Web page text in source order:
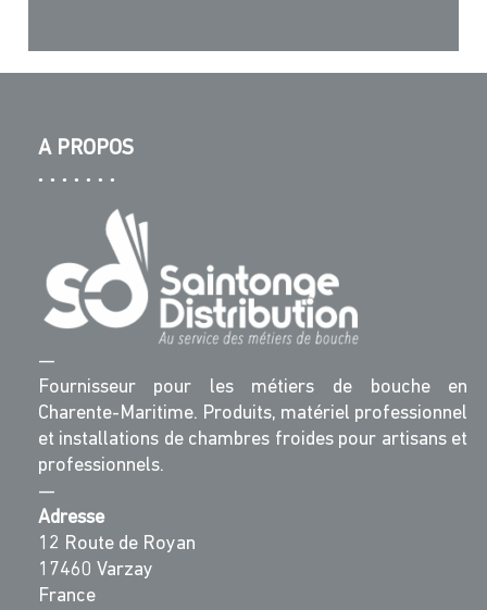
A PROPOS
—
Fournisseur pour les métiers de bouche en
Charente-Maritime. Produits, matériel professionnel
et installations de chambres froides pour artisans et
professionnels.
—
Adresse
12 Route de Royan
17460 Varzay
France